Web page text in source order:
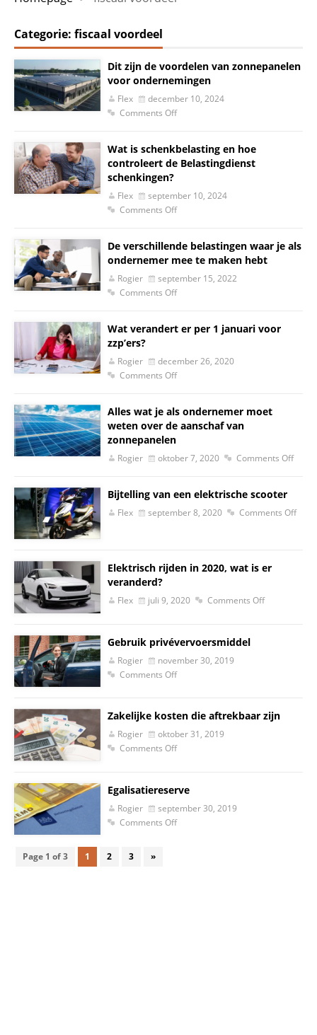
Categorie: fiscaal voordeel
Dit zijn de voordelen van zonnepanelen
voor ondernemingen
Flex
december 10, 2024
Comments Off
Wat is schenkbelasting en hoe
controleert de Belastingdienst
schenkingen?
Flex
september 10, 2024
Comments Off
De verschillende belastingen waar je als
ondernemer mee te maken hebt
Rogier
september 15, 2022
Comments Off
Wat verandert er per 1 januari voor
zzp’ers?
Rogier
december 26, 2020
Comments Off
Alles wat je als ondernemer moet
weten over de aanschaf van
zonnepanelen
Rogier oktober 7, 2020 Comments Off
Bijtelling van een elektrische scooter
Flex september 8, 2020 Comments Off
Elektrisch rijden in 2020, wat is er
veranderd?
Flex juli 9, 2020 Comments Off
Gebruik privévervoersmiddel
Rogier
november 30, 2019
Comments Off
Zakelijke kosten die aftrekbaar zijn
Rogier
oktober 31, 2019
Comments Off
Egalisatiereserve
Rogier
september 30, 2019
Comments Off
Page 1 of 3 1 2 3 »